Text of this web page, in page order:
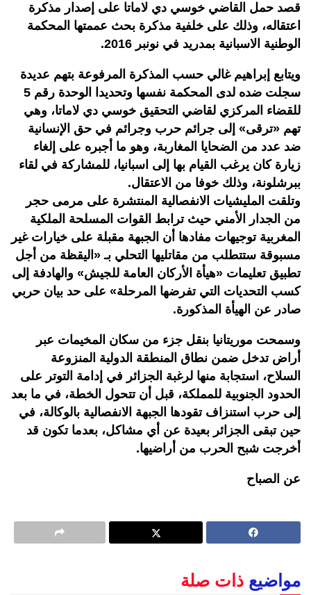
قصد حمل القاضي خوسي دي لاماتا على إصدار مذكرة
اعتقاله، وذلك على خلفية مذكرة بحث عممتها المحكمة
الوطنية الاسبانية بمدريد في نونبر 2016.
ويتابع إبراهيم غالي حسب المذكرة المرفوعة بتهم عديدة
سجلت ضده لدى المحكمة نفسها وتحديدا الوحدة رقم 5
للقضاء المركزي لقاضي التحقيق خوسي دي لاماتا، وهي
تهم «ترقى» إلى جرائم حرب وجرائم في حق الإنسانية
ضد عدد من الضحايا المغاربة، وهو ما أجبره على إلغاء
زيارة كان يرغب القيام بها إلى اسبانيا، للمشاركة في لقاء
ببرشلونة، وذلك خوفا من الاعتقال.
وتلقت المليشيات الانفصالية المنتشرة على مرمى حجر
من الجدار الأمني حيث ترابط القوات المسلحة الملكية
المغربية توجيهات مفادها أن الجبهة مقبلة على خيارات غير
مسبوقة ستتطلب من مقاتليها التحلي بـ «اليقظة من أجل
تطبيق تعليمات «هيأة الأركان العامة للجيش» والهادفة إلى
كسب التحديات التي تفرضها المرحلة» على حد بيان حربي
صادر عن الهيأة المذكورة.
وسمحت موريتانيا بنقل جزء من سكان المخيمات عبر
أراض تدخل ضمن نطاق المنطقة الدولية المنزوعة
السلاح، استجابة منها لرغبة الجزائر في إدامة التوتر على
الحدود الجنوبية للمملكة، قبل أن تتحول الخطة، في ما بعد
إلى حرب استنزاف تقودها الجبهة الانفصالية بالوكالة، في
حين تبقى الجزائر بعيدة عن أي مشاكل، بعدما تكون قد
أخرجت شبح الحرب من أراضيها.
عن الصباح
مواضيع ذات صلة